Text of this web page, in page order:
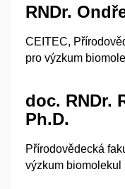
RNDr.
CEITEC,
pro výzkum
doc. RNDr.
Ph.D.
Přírodovědecká
výzkum biomolekul